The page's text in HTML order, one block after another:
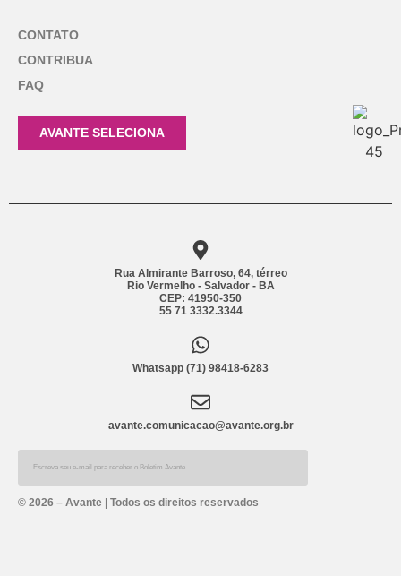
CONTATO
CONTRIBUA
FAQ
AVANTE SELECIONA
Rua Almirante Barroso, 64, térreo
Rio Vermelho - Salvador - BA
CEP: 41950-350
55 71 3332.3344
Whatsapp (71) 98418-6283
avante.comunicacao@avante.org.br
Alternative:
© 2026 – Avante | Todos os direitos reservados